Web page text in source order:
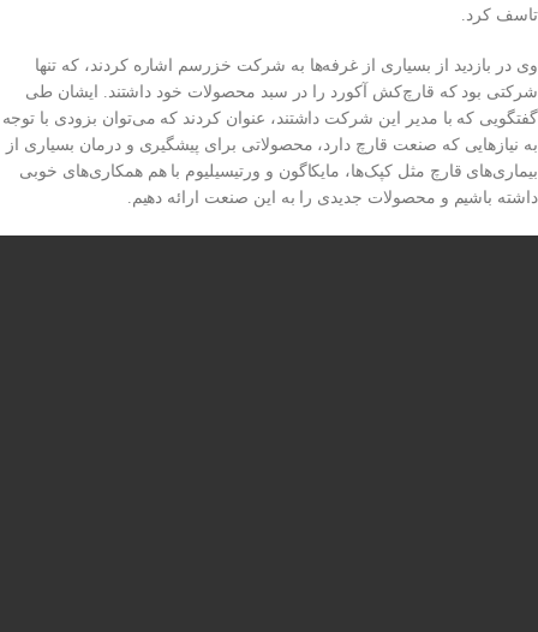
تاسف کرد.
وی در بازدید از بسیاری از غرفه‌ها به شرکت خزرسم اشاره کردند، که تنها
شرکتی بود که قارچ‌کش آکورد را در سبد محصولات خود داشتند. ایشان طی
گفتگویی که با مدیر این شرکت داشتند، عنوان کردند که می‌توان بزودی با توجه
به نیازهایی که صنعت قارچ دارد، محصولاتی برای پیشگیری و درمان بسیاری از
بیماری‌های قارچ مثل کپک‌ها، مایکاگون و ورتیسیلیوم با هم همکاری‌های خوبی
داشته باشیم و محصولات جدیدی را به این صنعت ارائه دهیم.